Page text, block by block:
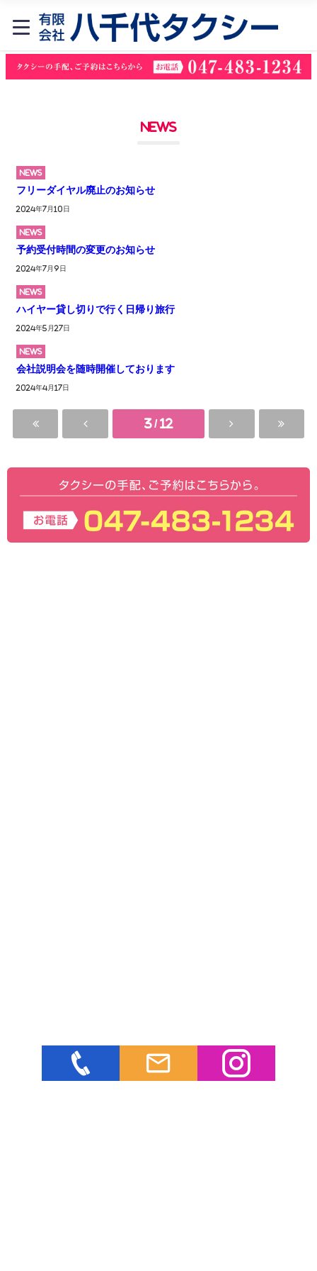
NEWS
NEWS
フリーダイヤル廃止のお知らせ
2024年7月10日
NEWS
予約受付時間の変更のお知らせ
2024年7月9日
NEWS
ハイヤー貸し切りで行く日帰り旅行
2024年5月27日
NEWS
会社説明会を随時開催しております
2024年4月17日
3 / 12